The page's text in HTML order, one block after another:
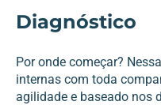
Diagnóstico
Por onde começar?
internas com toda
agilidade e baseado nos